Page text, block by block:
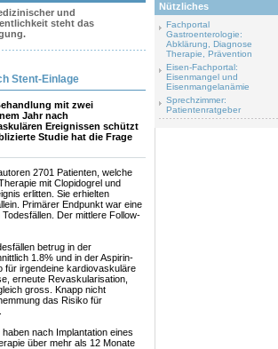
und
steht das
Stent-Einlage
mit zwei
Jahr nach
Ereignissen schützt
Studie hat die Frage
2701 Patienten, welche
mit Clopidogrel und
erlitten. Sie erhielten
Primärer Endpunkt war eine
Der mittlere Follow-
betrug in der
1.8% und in der Aspirin-
für irgendeine kardiovaskuläre
erneute Revaskularisation,
gross. Knapp nicht
das Risiko für
nach Implantation eines
über mehr als 12 Monate
Nützliches
Fachportal
Gastroenterologie:
Abklärung, Diagnose
Therapie, Prävention
Eisen-Fachportal:
Eisenmangel und
Eisenmangelanämie
Sprechzimmer:
Patientenratgeber